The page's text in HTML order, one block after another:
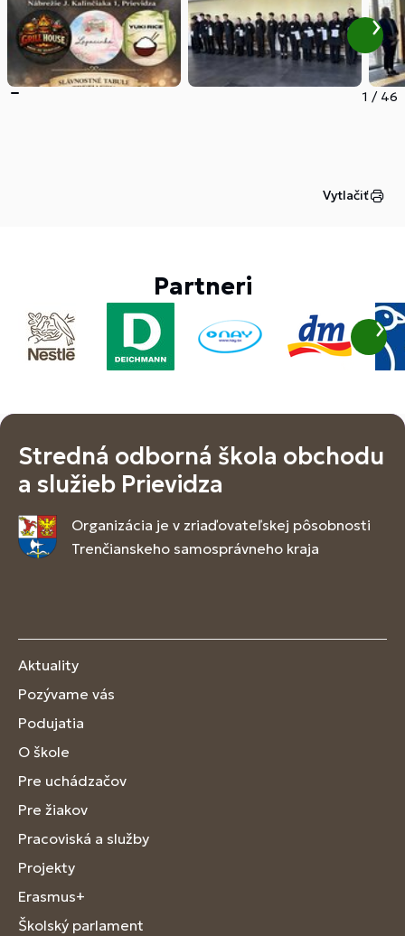
1 / 46
Vytlačiť
Partneri
Stredná odborná škola obchodu
a služieb Prievidza
Organizácia je v zriaďovateľskej pôsobnosti
Trenčianskeho samosprávneho kraja
Aktuality
Pozývame vás
Podujatia
O škole
Pre uchádzačov
Pre žiakov
Pracoviská a služby
Projekty
Erasmus+
Školský parlament